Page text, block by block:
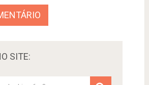
SITE: